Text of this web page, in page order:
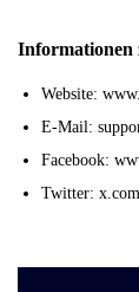
Informationen
Website:
E-Mail:
Facebook:
Twitter: